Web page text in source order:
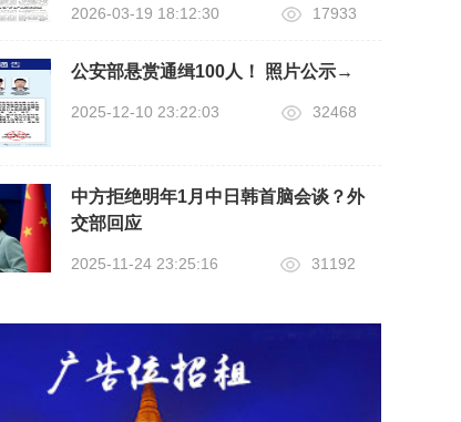
2026-03-19 18:12:30 17933
公安部悬赏通缉100人！ 照片公示→
2025-12-10 23:22:03 32468
中方拒绝明年1月中日韩首脑会谈？外
交部回应
2025-11-24 23:25:16 31192